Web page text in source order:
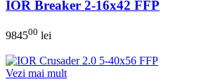
IOR Breaker 2-16x42 FFP
984500 lei
Vezi mai mult